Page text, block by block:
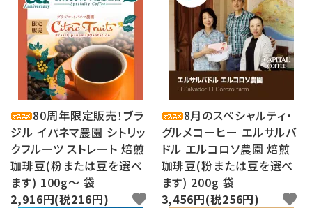
80周年限定販売！ブラ
ジル イパネマ農園 シトリッ
クフルーツ ストレート 焙煎
珈琲豆(粉または豆を選べ
ます) 100g〜 袋
2,916円(税216円)
favorite
8月のスペシャルティ・
グルメコーヒー エルサルバ
ドル エルコロソ農園 焙煎
珈琲豆(粉または豆を選べ
ます) 200g 袋
3,456円(税256円)
favorite